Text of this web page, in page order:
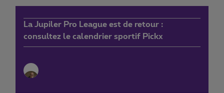
La Jupiler Pro League est de retour :
consultez le calendrier sportif Pickx